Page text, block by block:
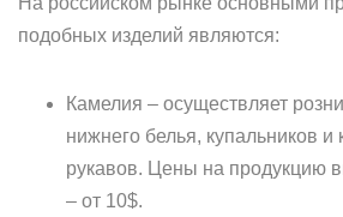
подобных изделий являются:
Камелия – осуществляет
нижнего белья, купальников
рукавов. Цены на продукцию
– от 10$.